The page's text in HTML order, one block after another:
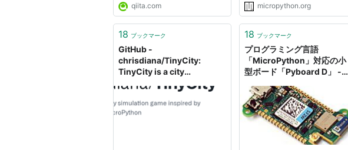
qiita.com
optimised to run on
constrained environments. The
MicroPython pyboard is a
compact electronic circuit boar...
micropython.org
18 ブックマーク
GitHub -
chrisdiana/TinyCity:
TinyCity is a city
MicroPython
18 ブックマーク
プログラミング言語
「MicroPython」対応の小
型ボード「Pyboard D」 -